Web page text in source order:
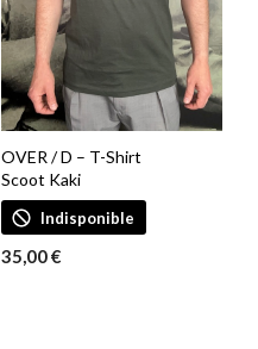
OVER / D – T-Shirt
Scoot Kaki
Indisponible
35,00€